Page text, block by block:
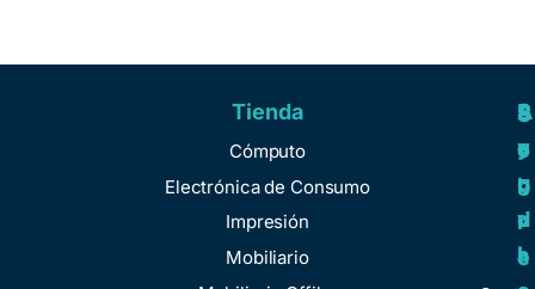
Tienda
Cómputo
Electrónica de Consumo
Impresión
Mobiliario
A
y
u
d
a
S
o
b
r
e
R
e
g
u
l
S
e
r
v
i